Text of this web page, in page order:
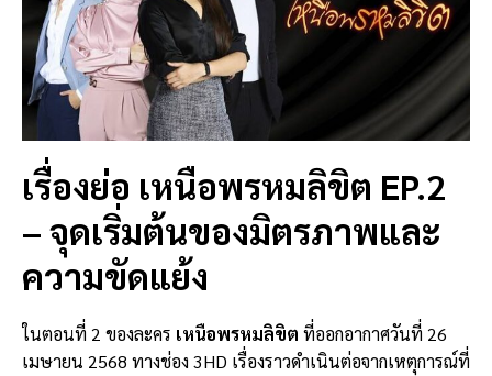
เรื่องย่อ เหนือพรหมลิขิต EP.2
– จุดเริ่มต้นของมิตรภาพและ
ความขัดแย้ง
ในตอนที่ 2 ของละคร เหนือพรหมลิขิต ที่ออกอากาศวันที่ 26
เมษายน 2568 ทางช่อง 3HD เรื่องราวดำเนินต่อจากเหตุการณ์ที่